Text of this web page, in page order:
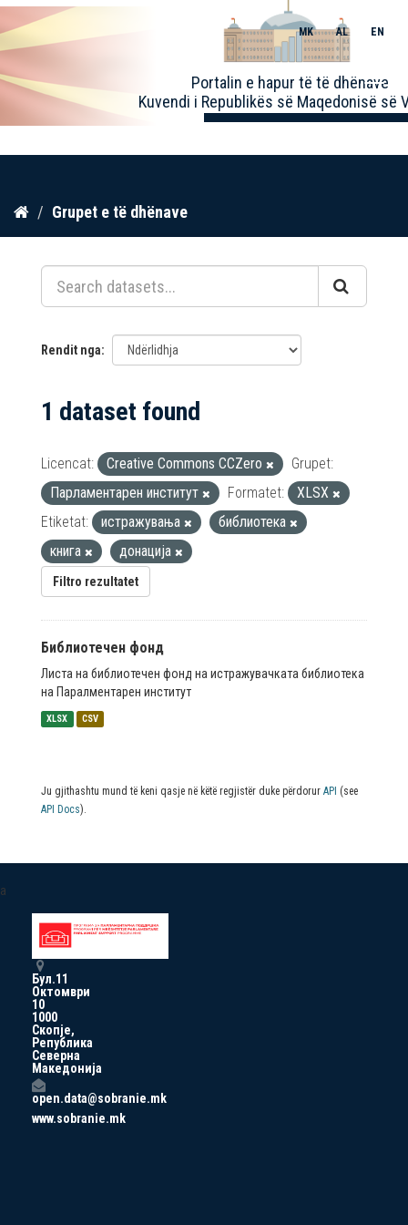
Kalo
përmbajtja
Portalin e hapur të të dhënave
Kuvendi i Republikës së Maqedonisë së
MK AL EN
Toggle
Grupet e të dhënave
Rendit nga
1 dataset found
Licencat: Creative Commons CCZero
Grupet:
Парламентарен институт
Formatet:
XLSX
Etiketat:
истражувања
библиотека
книга
донација
Filtro rezultatet
Библиотечен фонд
Листа на библиотечен фонд на истражувачката библиотека
на Паралментарен институт
XLSX CSV
Ju gjithashtu mund të keni qasje në këtë regjistër duke përdorur API (see
API Docs).
a
Бул.11
Октомври
10
1000
Скопје,
Република
Северна
Македонија
open.data@sobranie.mk
www.sobranie.mk